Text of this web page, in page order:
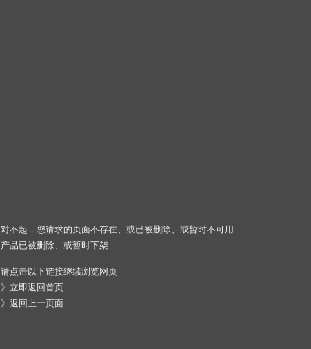
对不起，您请求的页面不存在、或已被删除、或暂时不可用
产品已被删除、或暂时下架
请点击以下链接继续浏览网页
》 立即返回首页
》 返回上一页面